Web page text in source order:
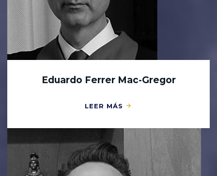
Eduardo Ferrer Mac-Gregor
LEER MÁS